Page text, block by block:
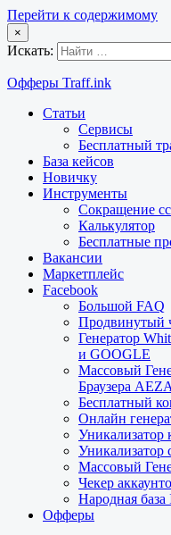
Перейти к содержимому
×
Искать:
Офферы Traff.ink
Статьи
Сервисы
Бесплатный
База кейсов
Новичку
Инструменты
Сокращение
Калькулятор
Бесплатные
Вакансии
Маркетплейс
Facebook
Большой FAQ
Продвинутый
Генератор
и GOOGLE
Массовый
Браузера
Бесплатный
Онлайн
Уникализатор
Уникализатор
Массовый
Чекер
Народная база
Офферы